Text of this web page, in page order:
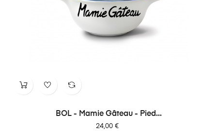
BOL - Mamie Gâteau - Pied...
Prix
24,00 €